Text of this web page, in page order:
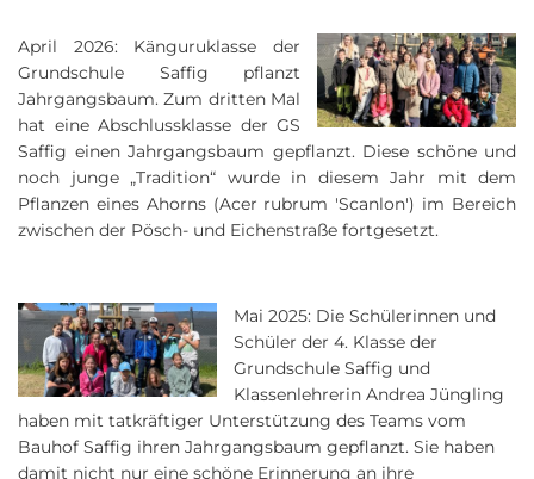
April 2026: Känguruklasse der
Grundschule Saffig pflanzt
Jahrgangsbaum. Zum dritten Mal
hat eine Abschlussklasse der GS
Saffig einen Jahrgangsbaum gepflanzt. Diese schöne und
noch junge „Tradition“ wurde in diesem Jahr mit dem
Pflanzen eines Ahorns (Acer rubrum 'Scanlon') im Bereich
zwischen der Pösch- und Eichenstraße fortgesetzt.
Mai 2025: Die Schülerinnen und
Schüler der 4. Klasse der
Grundschule Saffig und
Klassenlehrerin Andrea Jüngling
haben mit tatkräftiger Unterstützung des Teams vom
Bauhof Saffig ihren Jahrgangsbaum gepflanzt. Sie haben
damit nicht nur eine schöne Erinnerung an ihre